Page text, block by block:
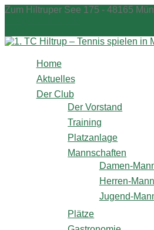
Zum
Zum Hiltruper See 175 - 48165
Home
Aktuelles
Der Club
Der Vorstand
Training
Platzanlage
Mannschaften
Damen-
Herren-
Jugend-
Plätze